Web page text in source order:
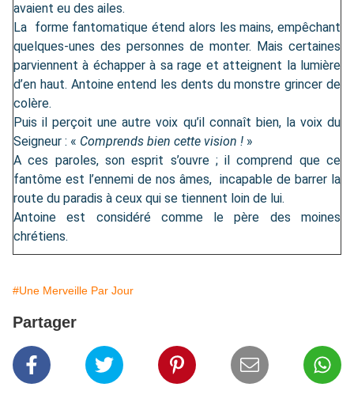
avaient eu des ailes.
La forme fantomatique étend alors les mains, empêchant
quelques-unes des personnes de monter. Mais certaines
parviennent à échapper à sa rage et atteignent la lumière
d’en haut. Antoine entend les dents du monstre grincer de
colère.
Puis il perçoit une autre voix qu’il connaît bien, la voix du
Seigneur : « Comprends bien cette vision ! »
A ces paroles, son esprit s’ouvre ; il comprend que ce
fantôme est l’ennemi de nos âmes, incapable de barrer la
route du paradis à ceux qui se tiennent loin de lui.
Antoine est considéré comme le père des moines
chrétiens.
#Une Merveille Par Jour
Partager